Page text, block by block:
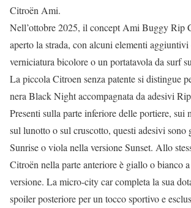
Citroën Ami.
Nell’ottobre 2025, il concept Ami Buggy Rip
aperto la strada, con alcuni elementi aggiuntivi
verniciatura bicolore o un portatavola da surf
La piccola Citroen senza patente si distingue
nera Black Night accompagnata da adesivi
Presenti sulla parte inferiore delle portiere, sui
sul lunotto o sul cruscotto, questi adesivi sono
Sunrise o viola nella versione Sunset. Allo
Citroën nella parte anteriore è giallo o bianco
versione. La micro-city car completa la sua
spoiler posteriore per un tocco sportivo e